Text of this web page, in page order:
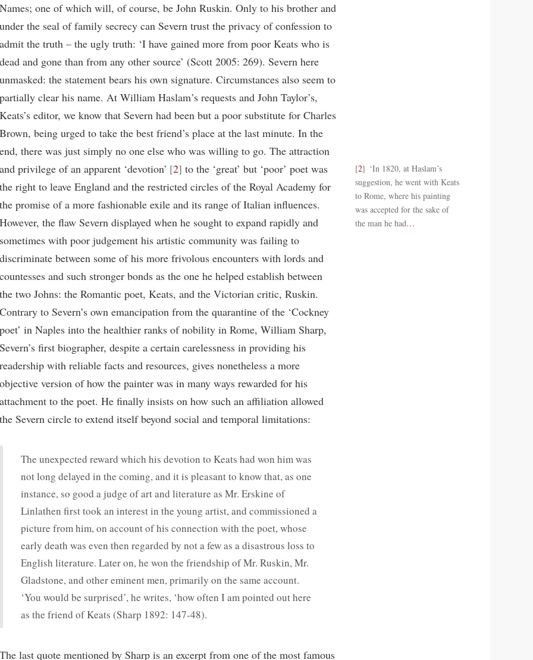
Names; one of which will, of course, be John Ruskin. Only to his brother and
under the seal of family secrecy can Severn trust the privacy of confession to
admit the truth – the ugly truth: ‘I have gained more from poor Keats who is
dead and gone than from any other source’ (Scott 2005: 269). Severn here
unmasked: the statement bears his own signature. Circumstances also seem to
partially clear his name. At William Haslam’s requests and John Taylor’s,
Keats’s editor, we know that Severn had been but a poor substitute for Charles
Brown, being urged to take the best friend’s place at the last minute. In the
end, there was just simply no one else who was willing to go. The attraction
and privilege of an apparent ‘devotion’ 2 to the ‘great’ but ‘poor’ poet was
the right to leave England and the restricted circles of the Royal Academy for
the promise of a more fashionable exile and its range of Italian influences.
However, the flaw Severn displayed when he sought to expand rapidly and
sometimes with poor judgement his artistic community was failing to
discriminate between some of his more frivolous encounters with lords and
countesses and such stronger bonds as the one he helped establish between
the two Johns: the Romantic poet, Keats, and the Victorian critic, Ruskin.
Contrary to Severn’s own emancipation from the quarantine of the ‘Cockney
poet’ in Naples into the healthier ranks of nobility in Rome, William Sharp,
Severn’s first biographer, despite a certain carelessness in providing his
readership with reliable facts and resources, gives nonetheless a more
objective version of how the painter was in many ways rewarded for his
attachment to the poet. He finally insists on how such an affiliation allowed
the Severn circle to extend itself beyond social and temporal limitations:
The unexpected reward which his devotion to Keats had won him was
not long delayed in the coming, and it is pleasant to know that, as one
instance, so good a judge of art and literature as Mr. Erskine of
Linlathen first took an interest in the young artist, and commissioned a
picture from him, on account of his connection with the poet, whose
early death was even then regarded by not a few as a disastrous loss to
English literature. Later on, he won the friendship of Mr. Ruskin, Mr.
Gladstone, and other eminent men, primarily on the same account.
‘You would be surprised’, he writes, ‘how often I am pointed out here
as the friend of Keats (Sharp 1892: 147-48).
The last quote mentioned by Sharp is an excerpt from one of the most famous
2
‘In 1820, at Haslam’s
suggestion, he went with Keats
to Rome, where his painting
was accepted for the sake of
the man he had…